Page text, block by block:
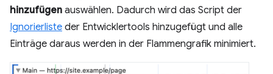
hinzufügen auswählen. Dadurch wird das Script der
Ignorierliste der Entwicklertools hinzugefügt und alle
Einträge daraus werden in der Flammengrafik minimiert.